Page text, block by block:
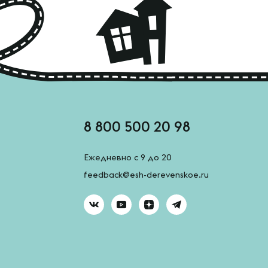
8 800 500 20 98
Ежедневно с 9 до 20
feedback@esh-derevenskoe.ru